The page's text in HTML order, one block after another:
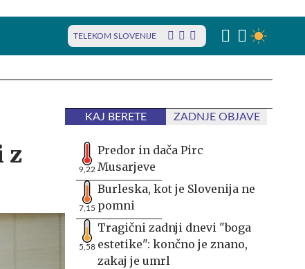
TELEKOM SLOVENIJE
z
KAJ BERETE ZADNJE OBJAVE
9,22
Predor in dača Pirc
Musarjeve
7,15
Burleska, kot je Slovenija ne
pomni
5,58
Tragični zadnji dnevi "boga
estetike": končno je znano,
zakaj je umrl